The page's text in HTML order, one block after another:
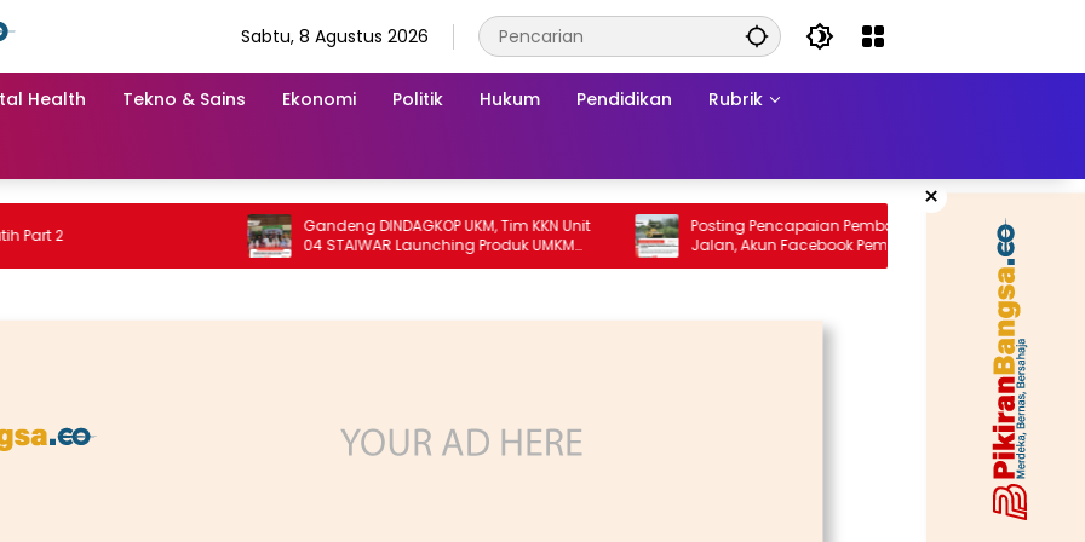
Sabtu, 8 Agustus 2026
Health Tekno & Sains Ekonomi Politik Hukum Pendidikan Rubrik
×
Gandeng DINDAGKOP UKM, Tim KKN Unit
04 STAIWAR Launching Produk UMKM
Desa Logung
Posting Pencapaian Pembangunan
Jalan, Akun Facebook Pemerintah
Kabupaten Rembang “Dirujak” Warganet